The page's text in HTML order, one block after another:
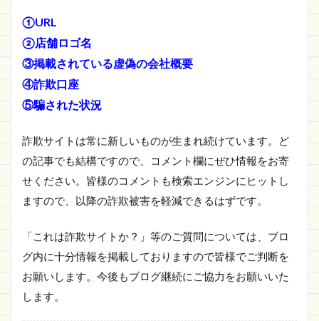
①URL
②店舗ロゴ名
③掲載されている虚偽の会社概要
④詐欺口座
⑤騙された状況
詐欺サイトは常に新しいものが生まれ続けています。ど
の記事でも結構ですので、コメント欄にぜひ情報をお寄
せください。皆様のコメントも検索エンジンにヒットし
ますので、以降の詐欺被害を軽減できるはずです。
「これは詐欺サイトか？」等のご質問については、ブロ
グ内に十分情報を掲載しておりますので皆様でご判断を
お願いします。今後もブログ継続にご協力をお願いいた
します。